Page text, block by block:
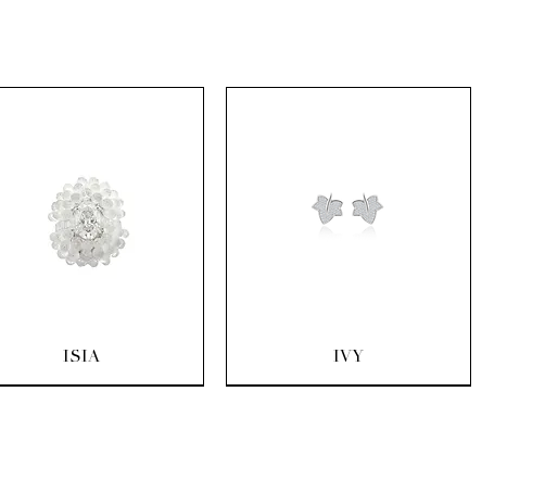
Aperçu rapide
ISIA Aperçu rapide
IVY